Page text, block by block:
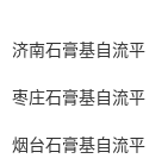
济南石膏基自流平
枣庄石膏基自流平
烟台石膏基自流平